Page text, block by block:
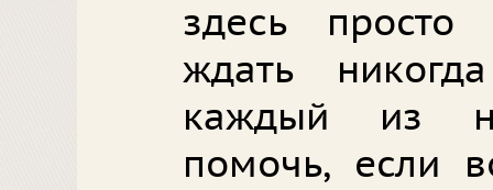
здесь просто
ждать
каждый из
помочь, если